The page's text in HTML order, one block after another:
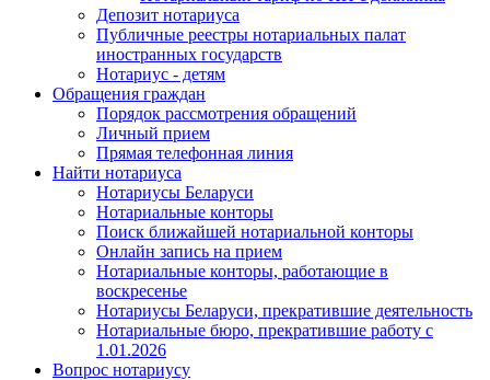
Депозит нотариуса
Публичные реестры нотариальных палат
иностранных государств
Нотариус - детям
Обращения граждан
Порядок рассмотрения обращений
Личный прием
Прямая телефонная линия
Найти нотариуса
Нотариусы Беларуси
Нотариальные конторы
Поиск ближайшей нотариальной конторы
Онлайн запись на прием
Нотариальные конторы, работающие в
воскресенье
Нотариусы Беларуси, прекратившие деятельность
Нотариальные бюро, прекратившие работу с
1.01.2026
Вопрос нотариусу